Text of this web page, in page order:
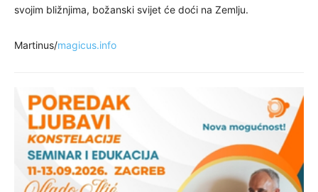
svojim bližnjima, božanski svijet će doći na Zemlju.
Martinus/magicus.info